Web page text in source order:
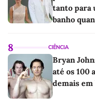
tanto para
banho
8 CIÊNCIA
Bryan
até os 100
demais em